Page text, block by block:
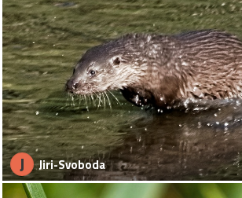
J Jiri-Svoboda